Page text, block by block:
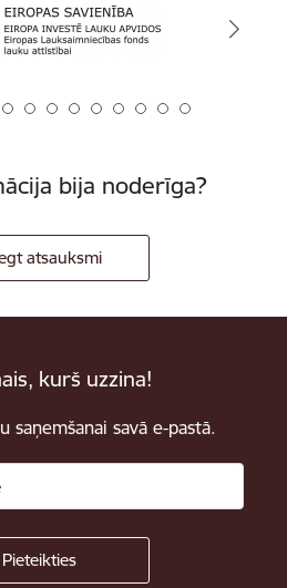
bija noderīga?
atsauksmi
kurš uzzina!
saņemšanai savā e-pastā.